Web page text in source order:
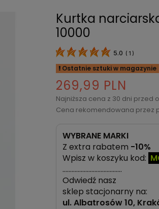
Kurtka
10000
5.0 ( 1 )
Ostatnie sztuki w magazynie
269,99 PLN
Najniższa cena z 30 dni przed
Cena rekomendowana przez
WYBRANE MARKI
Z extra rabatem -10%
Wpisz w koszyku kod:
…………………………………
Odwiedź nasz
sklep stacjonarny na:
ul.Albatrosów 10,